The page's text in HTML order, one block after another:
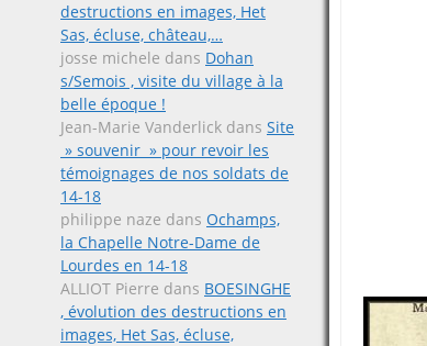
destructions en images, Het
Sas, écluse, château,…
josse michele dans Dohan
s/Semois , visite du village à la
belle époque !
Jean-Marie Vanderlick dans Site
» souvenir » pour revoir les
témoignages de nos soldats de
14-18
philippe naze dans Ochamps,
la Chapelle Notre-Dame de
Lourdes en 14-18
ALLIOT Pierre dans BOESINGHE
, évolution des destructions en
images, Het Sas, écluse,